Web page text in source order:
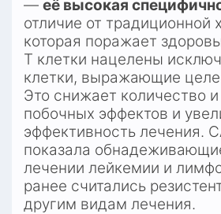
— её высокая
отличие от традиционной
которая поражает
T клетки нацелены
клетки, выражающие
Это снижает количество
побочных эффектов и
эффективность лечения.
показала
лечении лейкемии и
ранее считались
другим видам лечения.​